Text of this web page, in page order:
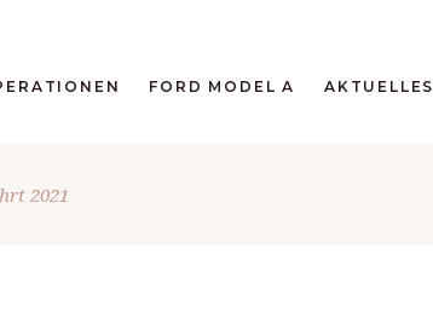
FORD MODEL A AKTUELLES
2021